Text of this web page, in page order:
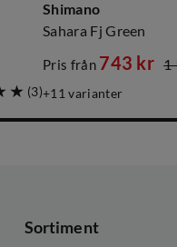
(3)
Shimano
Sahara Fj Green
price
Pris från 743 kr
price
1
11 varianter
Sortiment